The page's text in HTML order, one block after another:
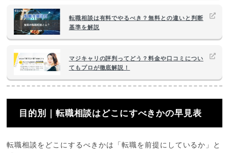
転職相談は有料でやるべき？無料との違いと判断
基準を解説
マジキャリの評判ってどう？料金や口コミについ
てもプロが徹底解説！
目的別｜転職相談はどこにすべきかの早見表
転職相談をどこにするべきかは「転職を前提にしているか」と